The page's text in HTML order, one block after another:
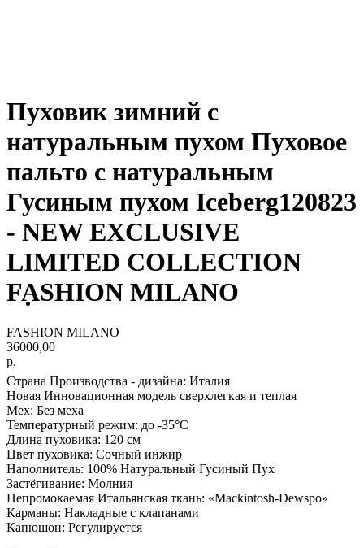
Пуховик зимний c
натуральным пухом Пуховое
пальто с натуральным
Гусиным пухом Iceberg120823
- NEW EXCLUSIVE
LIMITED COLLECTION
FASHION MILANO
FASHION MILANO
36000,00
р.
Страна Производства - дизайна: Италия
Новая Инновационная модель сверхлегкая и теплая
Мех: Без меха
Температурный режим: до -35°С
Длина пуховика: 120 см
Цвет пуховика: Сочный инжир
Наполнитель: 100% Натуральный Гусиный Пух
Застёгивание: Молния
Непромокаемая Итальянская ткань: «Mackintosh-Dewspo»
Карманы: Накладные с клапанами
Капюшон: Регулируется